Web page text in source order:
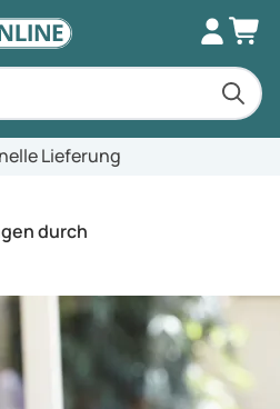
durch